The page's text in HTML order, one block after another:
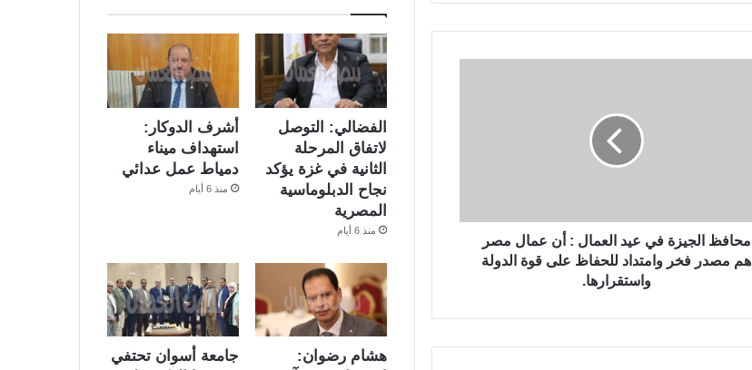
محافظ الجيزة في عيد العمال : أن عمال مصر
هم مصدر فخر وامتداد للحفاظ على قوة الدولة
واستقرارها.
الفضالي: التوصل
لاتفاق المرحلة
الثانية في غزة يؤكد
نجاح الدبلوماسية
المصرية
منذ 6 أيام
أشرف الدوكار:
استهداف ميناء
دمياط عمل عدائي
منذ 6 أيام
هشام رضوان:
جامعة أسوان تحتفي